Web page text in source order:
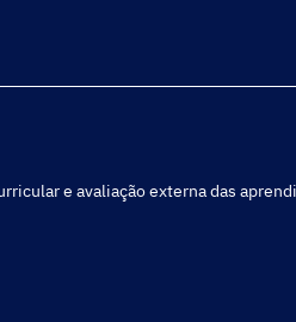
e avaliação externa das